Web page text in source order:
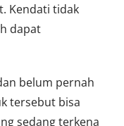
Kendati tidak
dapat
belum pernah
tersebut bisa
sedang terkena